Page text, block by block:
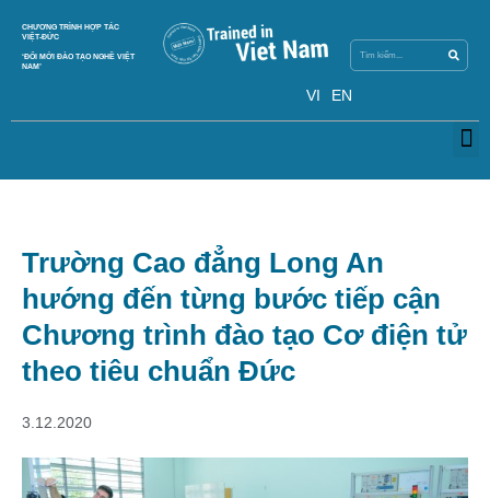
CHƯƠNG TRÌNH HỢP TÁC
VIỆT-ĐỨC
‘ĐỔI MỚI ĐÀO TẠO NGHỀ VIỆT
NAM’
VI EN
Trường Cao đẳng Long An
hướng đến từng bước tiếp cận
Chương trình đào tạo Cơ điện tử
theo tiêu chuẩn Đức
3.12.2020